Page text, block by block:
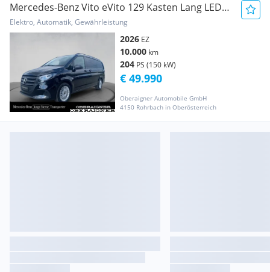
Mercedes-Benz Vito eVito 129 Kasten Lang LED
Klima DAB Distr Shz Transporter / Kastenwagen
Elektro, Automatik, Gewährleistung
2026 EZ
10.000 km
204 PS (150 kW)
Oberaigner Automobile GmbH
4150 Rohrbach in Oberösterreich
€ 49.990